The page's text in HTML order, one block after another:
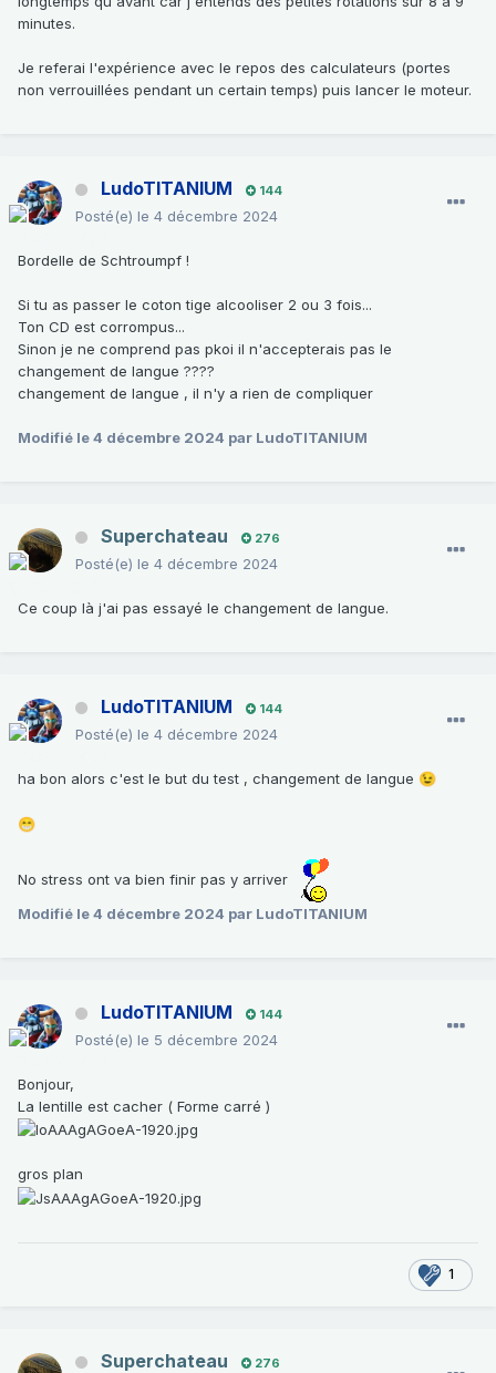
minutes.
Je referai l'expérience avec le repos des calculateurs (portes
non verrouillées pendant un certain temps) puis lancer le moteur.
LudoTITANIUM 144
Posté(e) le 4 décembre 2024
Bordelle de Schtroumpf !
Si tu as passer le coton tige alcooliser 2 ou 3 fois...
Ton CD est corrompus...
Sinon je ne comprend pas pkoi il n'accepterais pas le
changement de langue ????
changement de langue , il n'y a rien de compliquer
Modifié le 4 décembre 2024 par LudoTITANIUM
Superchateau 276
Posté(e) le 4 décembre 2024
Ce coup là j'ai pas essayé le changement de langue.
LudoTITANIUM 144
Posté(e) le 4 décembre 2024
ha bon alors c'est le but du test , changement de langue 😉
😁
No stress ont va bien finir pas y arriver
Modifié le 4 décembre 2024 par LudoTITANIUM
LudoTITANIUM 144
Posté(e) le 5 décembre 2024
Bonjour,
La lentille est cacher ( Forme carré )
gros plan
1
Superchateau 276